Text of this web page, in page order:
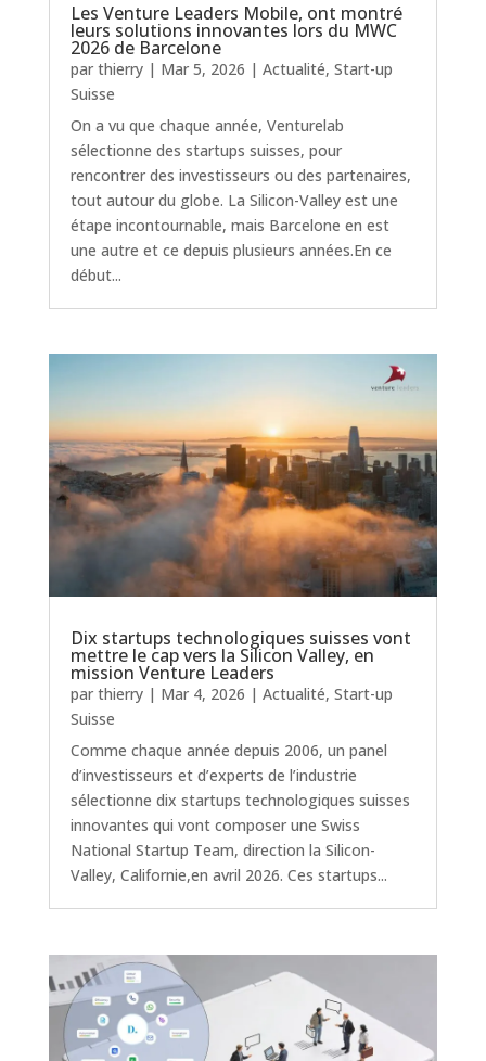
Les Venture Leaders Mobile, ont montré
leurs solutions innovantes lors du MWC
2026 de Barcelone
par thierry| Mar 5, 2026 | Actualité, Start-up
Suisse
On a vu que chaque année, Venturelab
sélectionne des startups suisses, pour
rencontrer des investisseurs ou des partenaires,
tout autour du globe. La Silicon-Valley est une
étape incontournable, mais Barcelone en est
une autre et ce depuis plusieurs années.En ce
début...
Dix startups technologiques suisses vont
mettre le cap vers la Silicon Valley, en
mission Venture Leaders
par thierry| Mar 4, 2026 | Actualité, Start-up
Suisse
Comme chaque année depuis 2006, un panel
d’investisseurs et d’experts de l’industrie
sélectionne dix startups technologiques suisses
innovantes qui vont composer une Swiss
National Startup Team, direction la Silicon-
Valley, Californie,en avril 2026. Ces startups...